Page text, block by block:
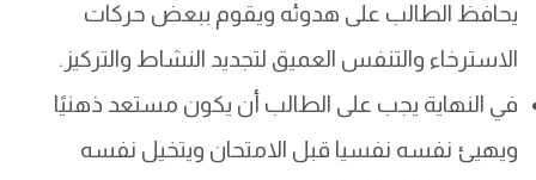
يحافظ الطالب على هدوئه ويقوم ببعض حركات
الاسترخاء والتنفس العميق لتجديد النشاط والتركيز.
في النهاية يجب على الطالب أن يكون مستعد ذهنيًا
ويهيئ نفسه نفسيا قبل الامتحان ويتخيل نفسه